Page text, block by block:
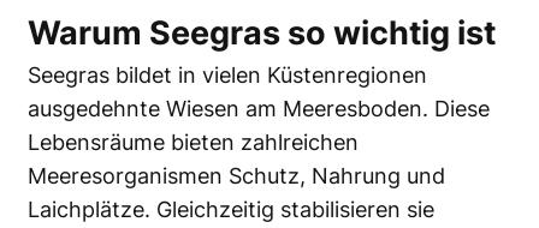
Warum Seegras so wichtig ist
Seegras bildet in vielen Küstenregionen
ausgedehnte Wiesen am Meeresboden. Diese
Lebensräume bieten zahlreichen
Meeresorganismen Schutz, Nahrung und
Laichplätze. Gleichzeitig stabilisieren sie